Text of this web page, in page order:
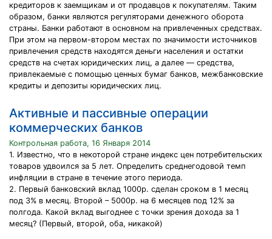
кредиторов к заемщикам и от продавцов к покупателям. Таким
образом, банки являются регуляторами денежного оборота
страны. Банки работают в основном на привлеченных средствах.
При этом на первом-втором местах по значимости источников
привлечения средств находятся деньги населения и остатки
средств на счетах юридических лиц, а далее — средства,
привлекаемые с помощью ценных бумаг банков, межбанковские
кредиты и депозиты юридических лиц.
Активные и пассивные операции
коммерческих банков
Контрольная работа, 16 Января 2014
1. Известно, что в некоторой стране индекс цен потребительских
товаров удвоился за 5 лет. Определить среднегодовой темп
инфляции в стране в течение этого периода.
2. Первый банковский вклад 1000р. сделан сроком в 1 месяц
под 3% в месяц. Второй – 5000р. на 6 месяцев под 12% за
полгода. Какой вклад выгоднее с точки зрения дохода за 1
месяц? (Первый, второй, оба, никакой)